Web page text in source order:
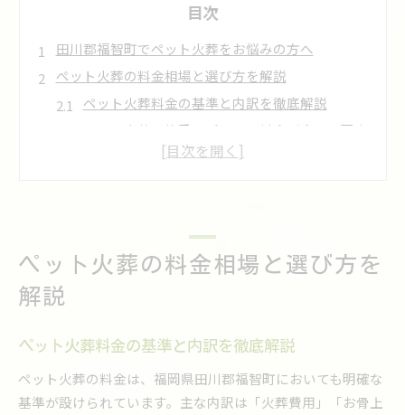
目次
田川郡福智町でペット火葬をお悩みの方へ
ペット火葬の料金相場と選び方を解説
ペット火葬料金の基準と内訳を徹底解説
ペット火葬は体重やプランで料金が変わる理由
料金相場を知り納得のペット火葬を選ぶ方法
安心できる福智町でのペット火葬手順
ペット火葬の基本手順と安心の進め方を紹介
ペット火葬当日の流れと家族の心構えを伝授
ペット火葬後の対応やサービスの内容も安心
費用面で無理なく選ぶペット火葬方法
ペット火葬の料金相場と選び方を
解説
ペット火葬料金の基準と内訳を徹底解説
ペット火葬の料金は、福岡県田川郡福智町においても明確な
基準が設けられています。主な内訳は「火葬費用」「お骨上